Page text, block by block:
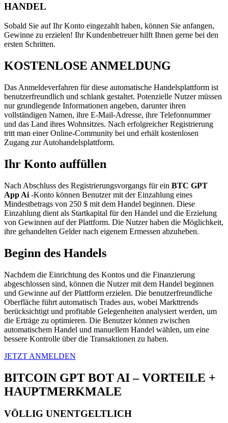
HANDEL
Sobald Sie auf Ihr Konto eingezahlt haben, können Sie anfangen,
Gewinne zu erzielen! Ihr Kundenbetreuer hilft Ihnen gerne bei den
ersten Schritten.
KOSTENLOSE ANMELDUNG
Das Anmeldeverfahren für diese automatische Handelsplattform ist
benutzerfreundlich und schlank gestaltet. Potenzielle Nutzer müssen
nur grundlegende Informationen angeben, darunter ihren
vollständigen Namen, ihre E-Mail-Adresse, ihre Telefonnummer
und das Land ihres Wohnsitzes. Nach erfolgreicher Registrierung
tritt man einer Online-Community bei und erhält kostenlosen
Zugang zur Autohandelsplattform.
Ihr Konto auffüllen
Nach Abschluss des Registrierungsvorgangs für ein BTC GPT
App Ai -Konto können Benutzer mit der Einzahlung eines
Mindestbetrags von 250 $ mit dem Handel beginnen. Diese
Einzahlung dient als Startkapital für den Handel und die Erzielung
von Gewinnen auf der Plattform. Die Nutzer haben die Möglichkeit,
ihre gehandelten Gelder nach eigenem Ermessen abzuheben.
Beginn des Handels
Nachdem die Einrichtung des Kontos und die Finanzierung
abgeschlossen sind, können die Nutzer mit dem Handel beginnen
und Gewinne auf der Plattform erzielen. Die benutzerfreundliche
Oberfläche führt automatisch Trades aus, wobei Markttrends
berücksichtigt und profitable Gelegenheiten analysiert werden, um
die Erträge zu optimieren. Die Benutzer können zwischen
automatischem Handel und manuellem Handel wählen, um eine
bessere Kontrolle über die Transaktionen zu haben.
JETZT ANMELDEN
BITCOIN GPT BOT AI – VORTEILE +
HAUPTMERKMALE
VÖLLIG UNENTGELTLICH